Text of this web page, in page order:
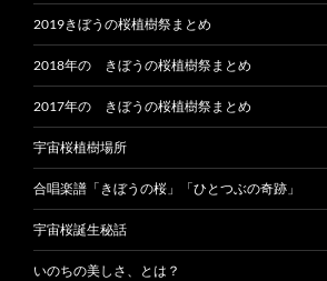
2019きぼうの桜植樹祭まとめ
2018年の きぼうの桜植樹祭まとめ
2017年の きぼうの桜植樹祭まとめ
宇宙桜植樹場所
合唱楽譜「きぼうの桜」「ひとつぶの奇跡」
宇宙桜誕生秘話
いのちの美しさ、とは？